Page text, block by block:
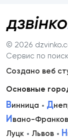
© 2026
Сервис по
Создано веб
Основные
Винница Д
Ивано-
Луцк
Львов Н